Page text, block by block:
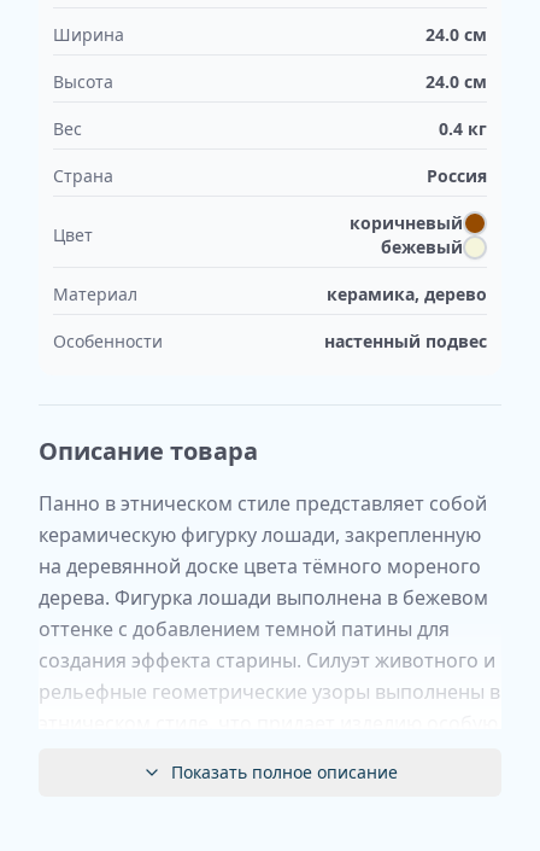
Ширина 24.0 см
Высота 24.0 см
Вес 0.4 кг
Страна Россия
Цвет
коричневый
бежевый
Материал керамика, дерево
Особенности настенный подвес
Описание товара
Панно в этническом стиле представляет собой
керамическую фигурку лошади, закрепленную
на деревянной доске цвета тёмного мореного
дерева. Фигурка лошади выполнена в бежевом
оттенке с добавлением темной патины для
создания эффекта старины. Силуэт животного и
рельефные геометрические узоры выполнены в
Размеры панно составляют 24 х 24 см,
Показать полное описание